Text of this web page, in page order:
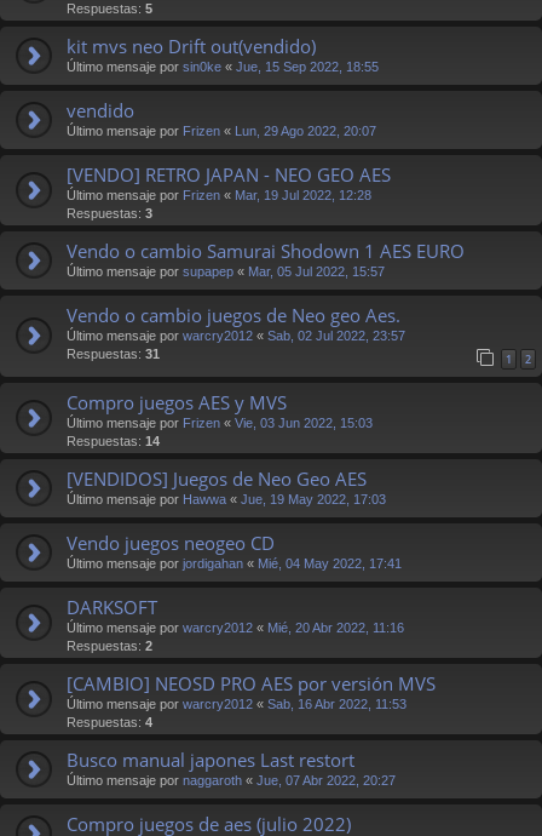
Respuestas: 5
kit mvs neo Drift out(vendido)
Último mensaje por sin0ke « Jue, 15 Sep 2022, 18:55
vendido
Último mensaje por Frizen « Lun, 29 Ago 2022, 20:07
[VENDO] RETRO JAPAN - NEO GEO AES
Último mensaje por Frizen « Mar, 19 Jul 2022, 12:28
Respuestas: 3
Vendo o cambio Samurai Shodown 1 AES EURO
Último mensaje por supapep « Mar, 05 Jul 2022, 15:57
Vendo o cambio juegos de Neo geo Aes.
Último mensaje por warcry2012 « Sab, 02 Jul 2022, 23:57
Respuestas: 31 1 2
Compro juegos AES y MVS
Último mensaje por Frizen « Vie, 03 Jun 2022, 15:03
Respuestas: 14
[VENDIDOS] Juegos de Neo Geo AES
Último mensaje por Hawwa « Jue, 19 May 2022, 17:03
Vendo juegos neogeo CD
Último mensaje por jordigahan « Mié, 04 May 2022, 17:41
DARKSOFT
Último mensaje por warcry2012 « Mié, 20 Abr 2022, 11:16
Respuestas: 2
[CAMBIO] NEOSD PRO AES por versión MVS
Último mensaje por warcry2012 « Sab, 16 Abr 2022, 11:53
Respuestas: 4
Busco manual japones Last restort
Último mensaje por naggaroth « Jue, 07 Abr 2022, 20:27
Compro juegos de aes (julio 2022)